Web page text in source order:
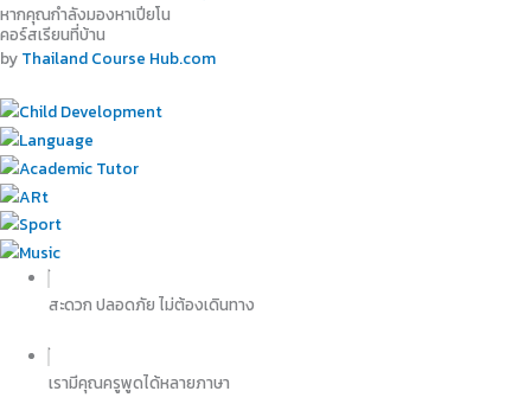
หากคุณกำลังมองหาเปียโน
คอร์สเรียนที่บ้าน
by Thailand Course Hub.com​
สะดวก ปลอดภัย ไม่ต้องเดินทาง
เรามีคุณครูพูดได้หลายภาษา